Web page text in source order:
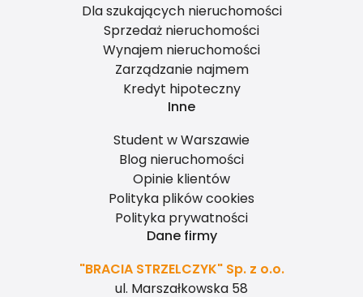
Dla szukających nieruchomości
Sprzedaż nieruchomości
Wynajem nieruchomości
Zarządzanie najmem
Kredyt hipoteczny
Inne
Student w Warszawie
Blog nieruchomości
Opinie klientów
Polityka plików cookies
Polityka prywatności
Dane firmy
"BRACIA STRZELCZYK" Sp. z o.o.
ul. Marszałkowska 58